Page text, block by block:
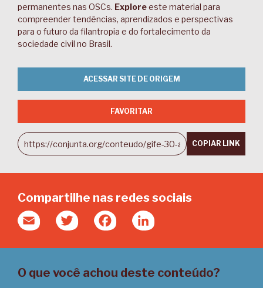
permanentes nas OSCs. Exploreeste material para
compreender tendências, aprendizados e perspectivas
para o futuro da filantropia e do fortalecimento da
sociedade civil no Brasil.
ACESSAR SITE DE ORIGEM
FAVORITAR
COPIAR LINK
Compartilhe nas redes sociais
Email Twitter FacebookLinkedIn
O que você achou deste conteúdo?